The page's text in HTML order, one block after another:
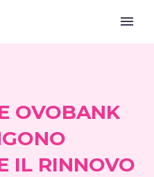
OVOBANK
IL RINNOVO